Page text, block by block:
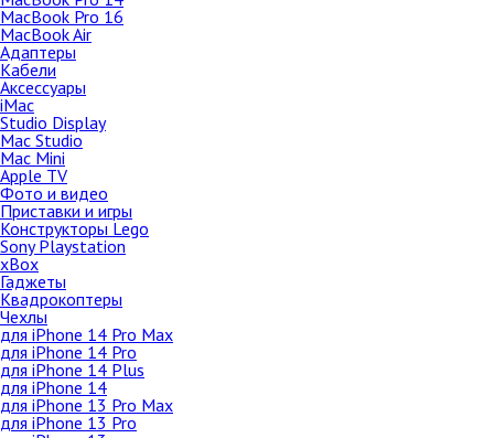
Чехлы
Защитные стёкла
Кабели
Зарядные устройства
Автомобильные зарядные
устройства
Внешние аккумуляторы
Наушники
iPhone XR
128Gb
256Gb
Чехлы
Защитные стёкла
Кабели
MacBook Pro 16
MacBook Air
Адаптеры
Кабели
Аксессуары
iMac
Studio Display
Mac Studio
Mac Mini
Apple TV
Фото и видео
Приставки и игры
Конструкторы Lego
Sony Playstation
xBox
Гаджеты
Квадрокоптеры
Чехлы
для iPhone 14 Pro Max
для iPhone 14 Pro
для iPhone 14 Plus
для iPhone 14
для iPhone 13 Pro Max
для iPhone 13 Pro